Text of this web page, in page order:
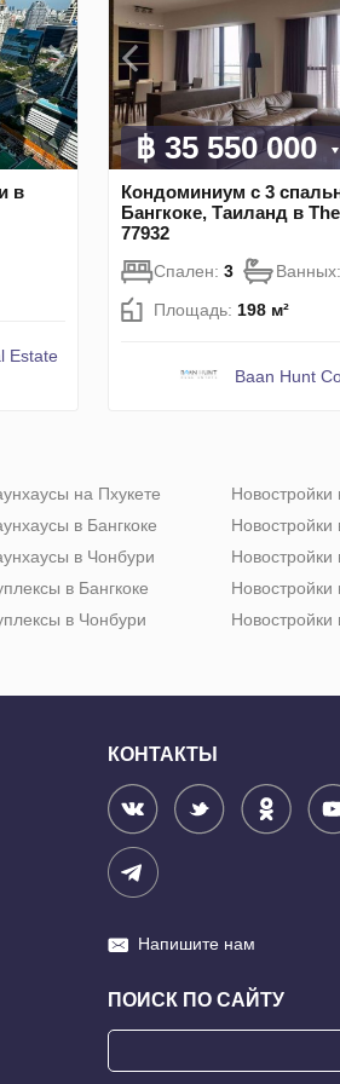
в
Estate
฿ 35 550 000
Кондоминиум с 3
Бангкоке, Таиланд в
77932
Спален: 3 Ванных:
Площадь: 198 м²
Baan Hunt
на Пхукете
в Бангкоке
в Чонбури
в Бангкоке
в Чонбури
Новостройки
Новостройки
Новостройки
Новостройки
КОНТАКТЫ
Напишите нам
ПОИСК ПО САЙТУ